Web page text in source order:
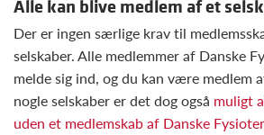
Alle kan blive medlem af et
Der er ingen særlige krav til
selskaber. Alle medlemmer af Danske
melde sig ind, og du kan være medlem
nogle selskaber er det dog også muligt
uden et medlemskab af Danske